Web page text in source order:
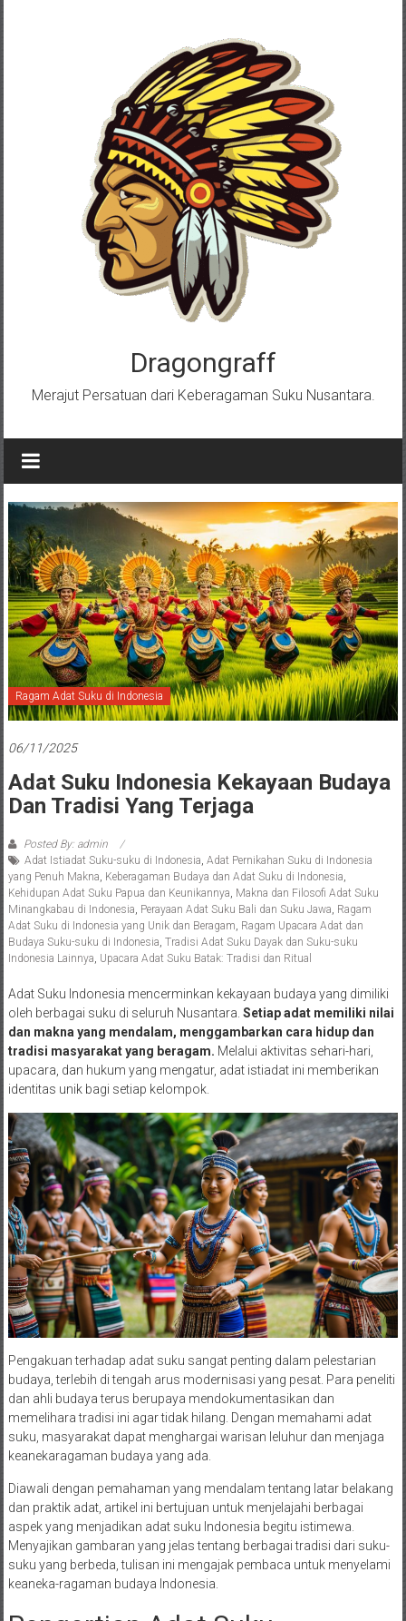
Dragongraff
Merajut Persatuan dari Keberagaman Suku Nusantara.
Ragam Adat Suku di Indonesia
06/11/2025
Adat Suku Indonesia Kekayaan Budaya
Dan Tradisi Yang Terjaga
Posted By: admin
Adat Istiadat Suku-suku di Indonesia Adat Pernikahan Suku di Indonesia
yang Penuh Makna Keberagaman Budaya dan Adat Suku di Indonesia
Kehidupan Adat Suku Papua dan Keunikannya Makna dan Filosofi Adat Suku
Minangkabau di Indonesia Perayaan Adat Suku Bali dan Suku Jawa Ragam
Adat Suku di Indonesia yang Unik dan Beragam Ragam Upacara Adat dan
Budaya Suku-suku di Indonesia Tradisi Adat Suku Dayak dan Suku-suku
Indonesia Lainnya Upacara Adat Suku Batak: Tradisi dan Ritual
Adat Suku Indonesia mencerminkan kekayaan budaya yang dimiliki
oleh berbagai suku di seluruh Nusantara. Setiap adat memiliki nilai
dan makna yang mendalam, menggambarkan cara hidup dan
tradisi masyarakat yang beragam. Melalui aktivitas sehari-hari,
upacara, dan hukum yang mengatur, adat istiadat ini memberikan
identitas unik bagi setiap kelompok.
Pengakuan terhadap adat suku sangat penting dalam pelestarian
budaya, terlebih di tengah arus modernisasi yang pesat. Para peneliti
dan ahli budaya terus berupaya mendokumentasikan dan
memelihara tradisi ini agar tidak hilang. Dengan memahami adat
suku, masyarakat dapat menghargai warisan leluhur dan menjaga
keanekaragaman budaya yang ada.
Diawali dengan pemahaman yang mendalam tentang latar belakang
dan praktik adat, artikel ini bertujuan untuk menjelajahi berbagai
aspek yang menjadikan adat suku Indonesia begitu istimewa.
Menyajikan gambaran yang jelas tentang berbagai tradisi dari suku-
suku yang berbeda, tulisan ini mengajak pembaca untuk menyelami
keaneka-ragaman budaya Indonesia.